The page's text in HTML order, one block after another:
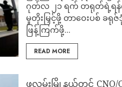
ဂုတ်လ ၂၁ ရက် တရုတ်ရဲ့ရ
မှုတိုးမြှင့်ဖို့ တာဝေးပစ် ခရုဇ်
ဖြန့်ကြက်ဖို့...
READ MORE
ဖလမ်းမြို့နယ်တွင် CNO/